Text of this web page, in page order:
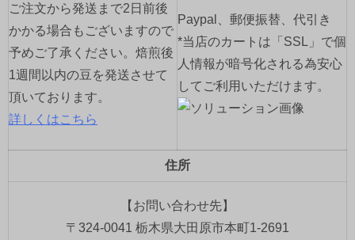
ご注文から発送まで2日前後
かかる場合もございますので
予めご了承ください。焙煎後
1週間以内の豆を発送させて
頂いております。
詳しくはこちら
Paypal、郵便振替、代引き
*当店のカートは「SSL」で個
人情報が暗号化される為安心
してご利用いただけます。
住所
【お問い合わせ先】
〒324-0041 栃木県大田原市本町1-2691